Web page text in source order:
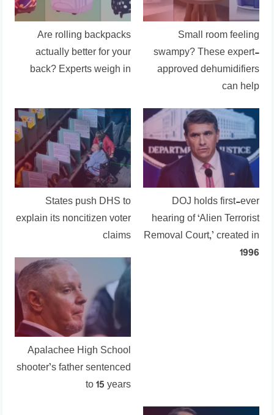
Small room feeling
swampy? These expert-
approved dehumidifiers
can help
Are rolling backpacks
actually better for your
back? Experts weigh in
DOJ holds first-ever
hearing of ‘Alien Terrorist
Removal Court,’ created in
1996
States push DHS to
explain its noncitizen voter
claims
Apalachee High School
shooter’s father sentenced
to 15 years